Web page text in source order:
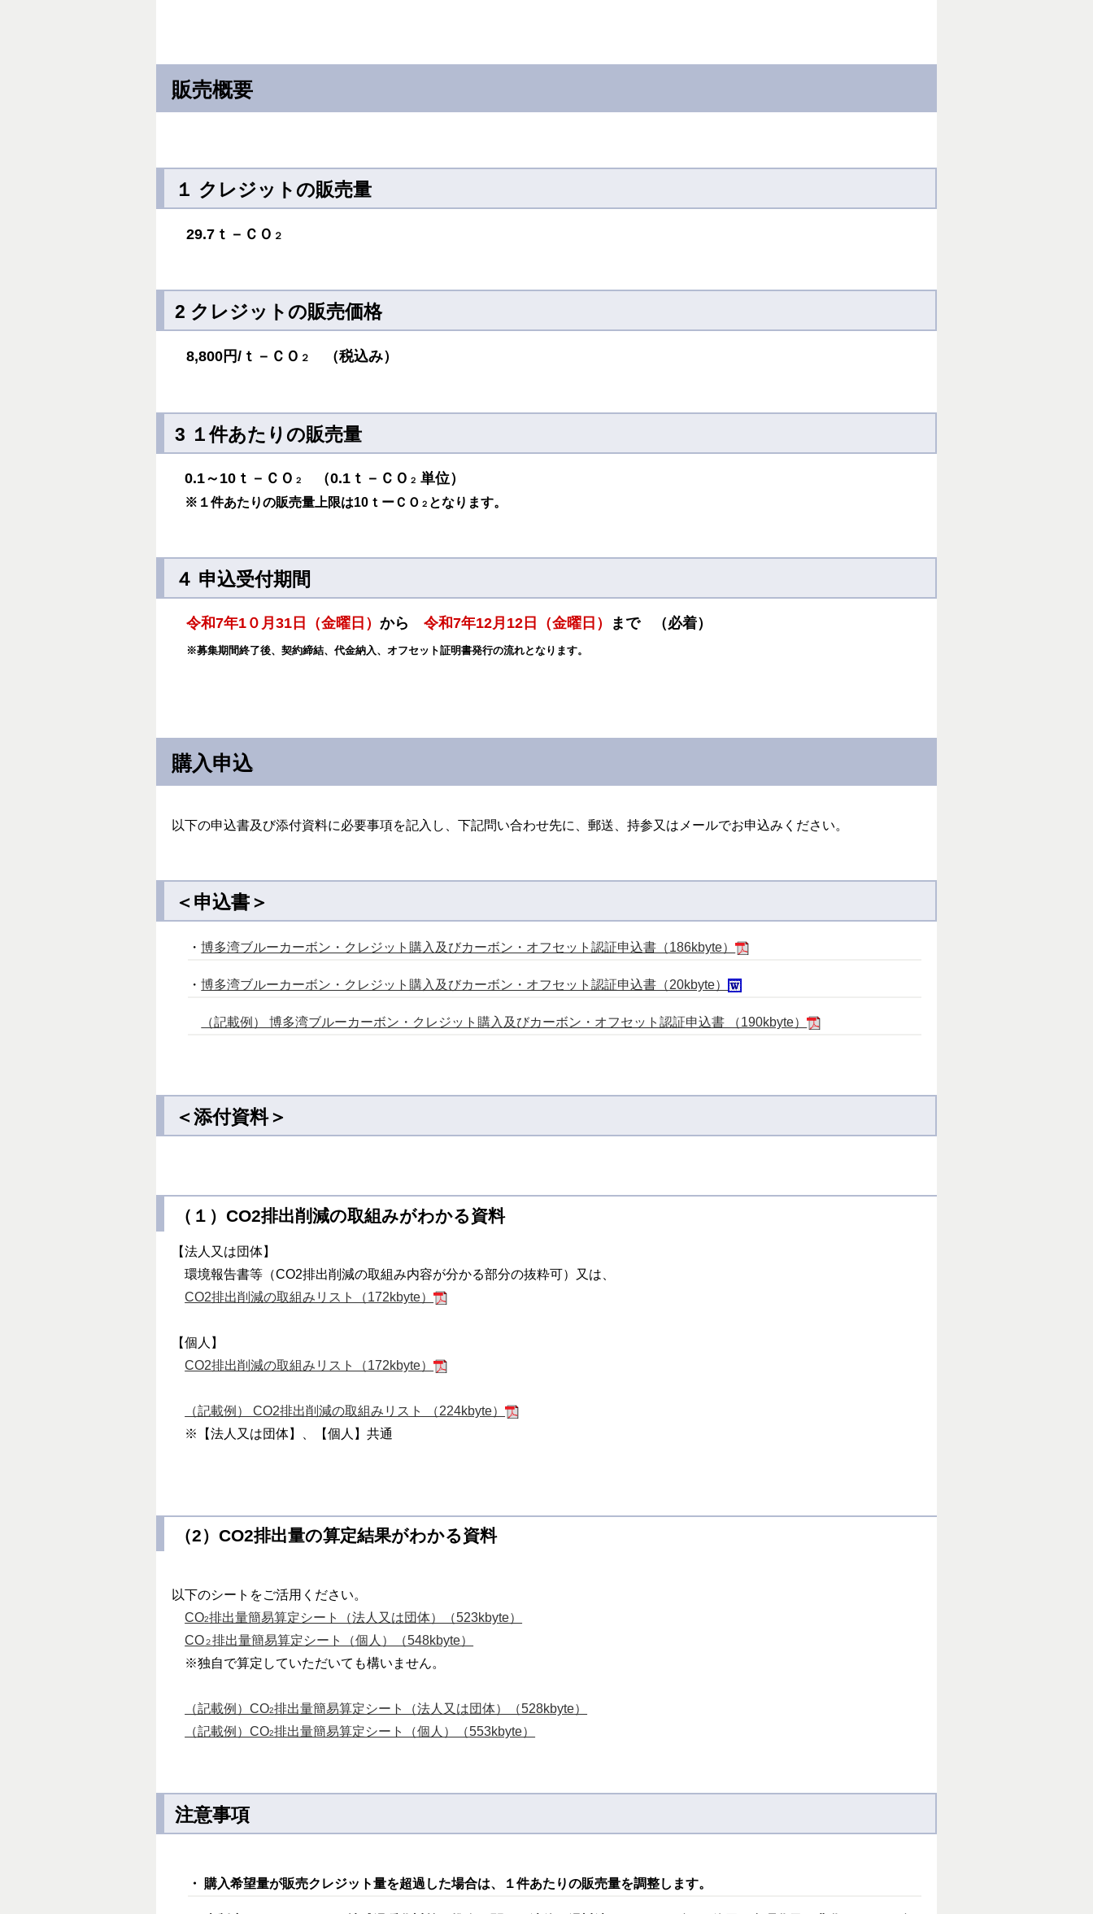
販売概要
１ クレジットの販売量
29.7ｔ－ＣＯ ２
2 クレジットの販売価格
8,800円/ｔ－ＣＯ ２ （税込み）
3 １件あたりの販売量
0.1～10ｔ－ＣＯ ２ （0.1ｔ－ＣＯ ２ 単位）
※１件あたりの販売量上限は10ｔーＣＯ ２ となります。
４ 申込受付期間
令和7年1０月31日（金曜日）から令和7年12月12日（金曜日） まで （必着）
※募集期間終了後、契約締結、代金納入、オフセット証明書発行の流れとなります。
購入申込
以下の申込書及び添付資料に必要事項を記入し、下記問い合わせ先に、郵送、持参又はメールでお申込みください。
＜申込書＞
・博多湾ブルーカーボン・クレジット購入及びカーボン・オフセット認証申込書（186kbyte）
・博多湾ブルーカーボン・クレジット購入及びカーボン・オフセット認証申込書（20kbyte）
（記載例） 博多湾ブルーカーボン・クレジット購入及びカーボン・オフセット認証申込書 （190kbyte）
＜添付資料＞
（１）CO2排出削減の取組みがわかる資料
【法人又は団体】
環境報告書等（CO2排出削減の取組み内容が分かる部分の抜粋可）又は、
CO2排出削減の取組みリスト（172kbyte）
【個人】
CO2排出削減の取組みリスト（172kbyte）
（記載例） CO2排出削減の取組みリスト （224kbyte）
※【法人又は団体】、【個人】共通
（2）CO2排出量の算定結果がわかる資料
以下のシートをご活用ください。
CO2排出量簡易算定シート（法人又は団体）（523kbyte）
CO２排出量簡易算定シート（個人）（548kbyte）
※独自で算定していただいても構いません。
（記載例）CO2排出量簡易算定シート（法人又は団体）（528kbyte）
（記載例）CO2排出量簡易算定シート（個人）（553kbyte）
注意事項
・ 購入希望量が販売クレジット量を超過した場合は、１件あたりの販売量を調整します。